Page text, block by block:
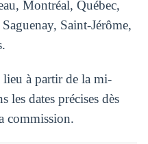
Montréal, Québec,
Saint-Jérôme,
lieu à partir de la mi-
les dates précises dès
commission.